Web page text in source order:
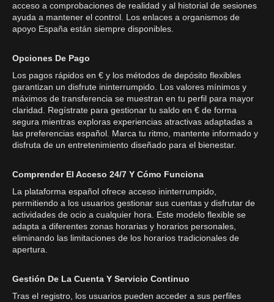
acceso a comprobaciones de realidad y al historial de sesiones
ayuda a mantener el control. Los enlaces a organismos de
apoyo España están siempre disponibles.
Opciones De Pago
Los pagos rápidos en € y los métodos de depósito flexibles
garantizan un disfrute ininterrumpido. Los valores mínimos y
máximos de transferencia se muestran en tu perfil para mayor
claridad. Regístrate para gestionar tu saldo en € de forma
segura mientras exploras experiencias atractivas adaptadas a
las preferencias español. Marca tu ritmo, mantente informado y
disfruta de un entretenimiento diseñado para el bienestar.
Comprender El Acceso 24/7 Y Cómo Funciona
La plataforma español ofrece acceso ininterrumpido,
permitiendo a los usuarios gestionar sus cuentas y disfrutar de
actividades de ocio a cualquier hora. Este modelo flexible se
adapta a diferentes zonas horarias y horarios personales,
eliminando las limitaciones de los horarios tradicionales de
apertura.
Gestión De La Cuenta Y Servicio Continuo
Tras el registro, los usuarios pueden acceder a sus perfiles